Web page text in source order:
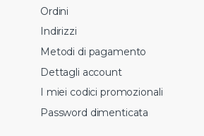
Ordini
Indirizzi
Metodi di pagamento
Dettagli account
I miei codici promozionali
Password dimenticata